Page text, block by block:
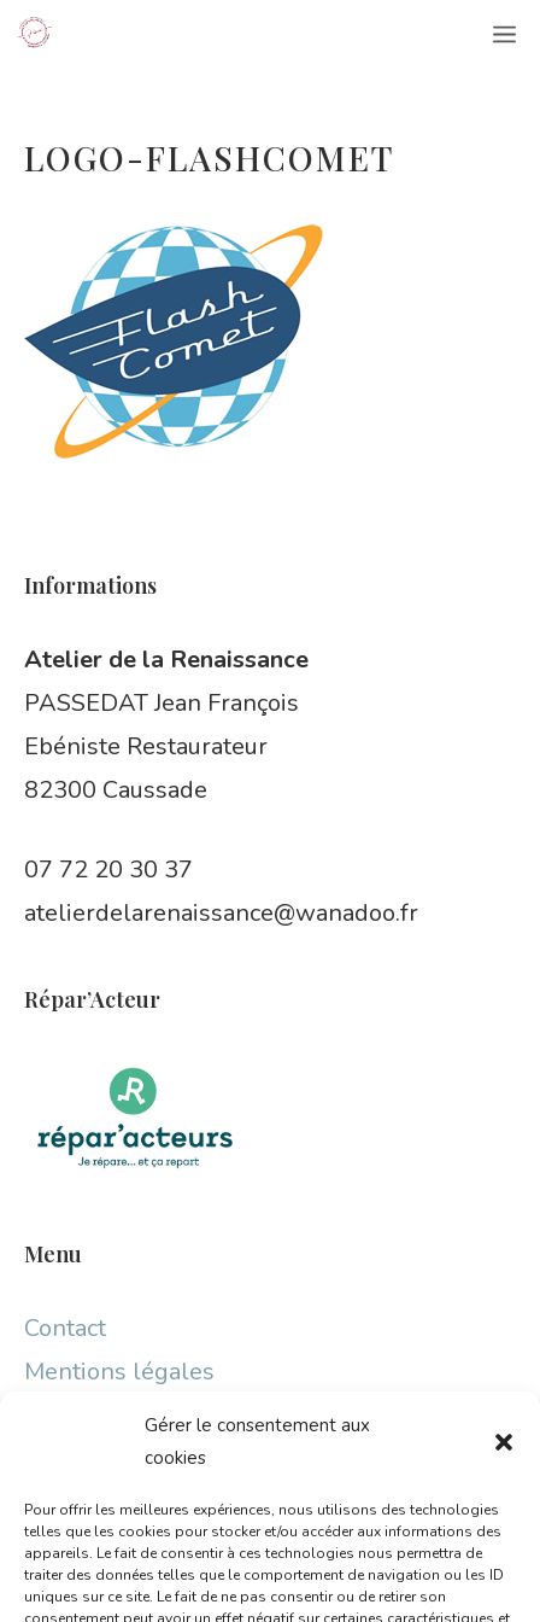
Gérer le consentement aux
cookies
Pour offrir les meilleures expériences, nous utilisons des technologies
telles que les cookies pour stocker et/ou accéder aux informations des
appareils. Le fait de consentir à ces technologies nous permettra de
traiter des données telles que le comportement de navigation ou les ID
uniques sur ce site. Le fait de ne pas consentir ou de retirer son
Aller
LOGO-FLASHCOMET
Informations
Atelier de la Renaissance
PASSEDAT Jean François
Ebéniste Restaurateur
82300 Caussade
07 72 20 30 37
atelierdelarenaissance@wanadoo.fr
Répar’Acteur
Menu
Contact
Mentions légales